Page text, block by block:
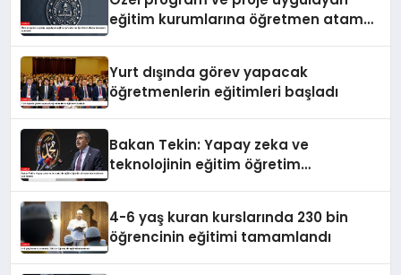
eğitim kurumlarına öğretmen atama
Yurt dışında görev yapacak
öğretmenlerin eğitimleri başladı
Bakan Tekin: Yapay zeka ve
teknolojinin eğitim öğretim
4-6 yaş kuran kurslarında 230 bin
öğrencinin eğitimi tamamlandı